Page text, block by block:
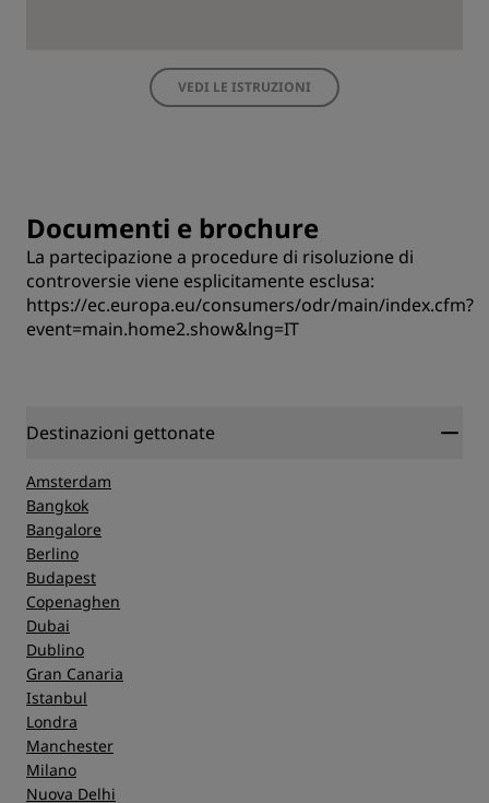
VEDI LE ISTRUZIONI
Documenti e brochure
La partecipazione a procedure di risoluzione di
controversie viene esplicitamente esclusa:
https://ec.europa.eu/consumers/odr/main/index.cfm?
event=main.home2.show&lng=IT
Destinazioni gettonate
Amsterdam
Bangkok
Bangalore
Berlino
Budapest
Copenaghen
Dubai
Dublino
Gran Canaria
Istanbul
Londra
Manchester
Milano
Nuova Delhi